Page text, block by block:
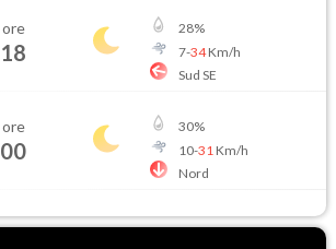
ore
18
28%
7-34Km/h
Sud SE
ore
00
30%
10-31 Km/h
Nord